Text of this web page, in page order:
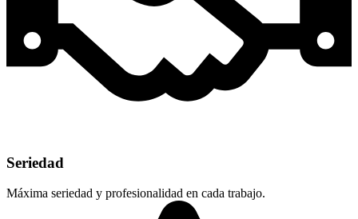
Seriedad
Máxima seriedad y profesionalidad en cada trabajo.